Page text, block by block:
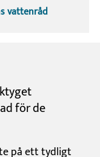
vattenråd
för de
på ett tydligt